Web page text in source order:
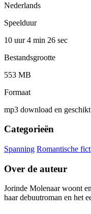
Nederlands
Speelduur
10 uur 4 min 26 sec
Bestandsgrootte
553 MB
Formaat
mp3 download en
Categorieën
Spanning Romantische
Over de auteur
Jorinde Molenaar woont
haar debuutroman en het